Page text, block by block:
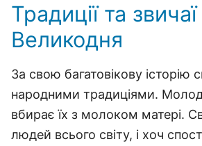
Традиції та звичаї
Великодня
За свою багатовікову історію
народними традиціями.
вбирає їх з молоком матері.
людей всього світу, і хоч